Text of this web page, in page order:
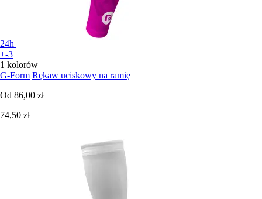
24h
+-3
1 kolorów
G-Form Rękaw uciskowy na ramię
Od 86,00 zł
74,50 zł